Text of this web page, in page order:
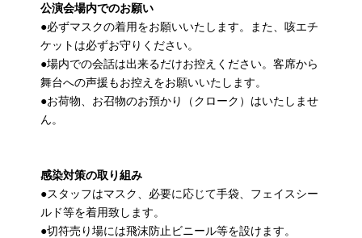
公演会場内でのお願い
●必ずマスクの着用をお願いいたします。また、咳エチ
ケットは必ずお守りください。
●場内での会話は出来るだけお控えください。客席から
舞台への声援もお控えをお願いいたします。
●お荷物、お召物のお預かり（クローク）はいたしませ
ん。
感染対策の取り組み
●スタッフはマスク、必要に応じて手袋、フェイスシー
ルド等を着用致します。
●切符売り場には飛沫防止ビニール等を設けます。